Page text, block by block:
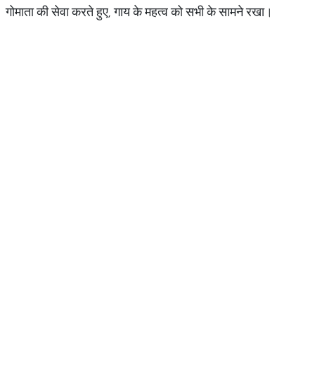
गोमाता की सेवा करते हुए, गाय के महत्व को सभी के सामने रखा।